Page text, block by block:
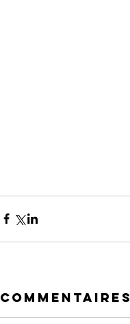
Commentaires